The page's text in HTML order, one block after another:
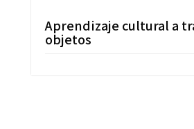
Aprendizaje cultural a
objetos